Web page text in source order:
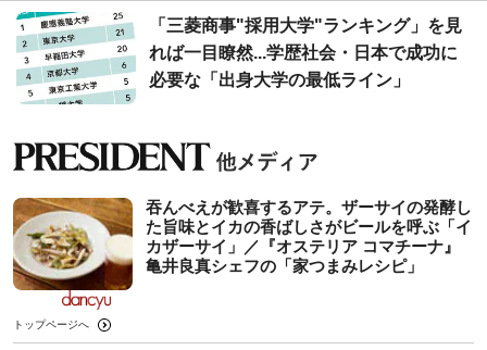
「三菱商事"採用大学"ランキング」を見
れば一目瞭然...学歴社会・日本で成功に
必要な「出身大学の最低ライン」
吞んべえが歓喜するアテ。ザーサイの発酵し
た旨味とイカの香ばしさがビールを呼ぶ「イ
カザーサイ」／『オステリア コマチーナ』
⻲井良真シェフの「家つまみレシピ」
トップページへ